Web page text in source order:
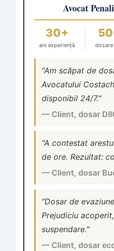
Avocat
30+
ani experiență
"Am scăpat de
Avocatului
disponibil 24/7."
— Client, dosar
"A contestat
de ore. Rezultat:
— Client, dosar
"Dosar de
Prejudiciu
suspendare."
— Client, dosar